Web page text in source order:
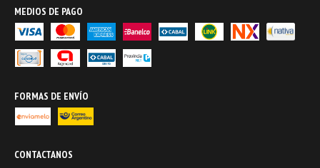
MEDIOS DE PAGO
FORMAS DE ENVÍO
CONTACTANOS